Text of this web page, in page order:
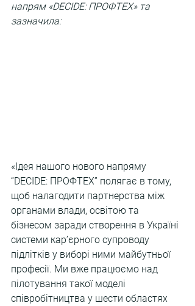
напрям «DECIDE: ПРОФТЕХ» та
зазначила:
«Ідея нашого нового напряму
“DECIDE: ПРОФТЕХ” полягає в тому,
щоб налагодити партнерства між
органами влади, освітою та
бізнесом заради створення в Україні
системи кар’єрного супроводу
підлітків у виборі ними майбутньої
професії. Ми вже працюємо над
пілотування такої моделі
співробітництва у шести областях